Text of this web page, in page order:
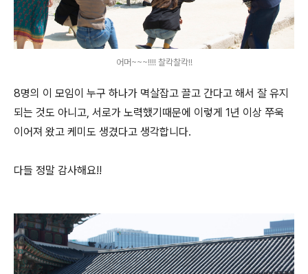
어머~~~!!!! 찰칵찰칵!!
8명의 이 모임이 누구 하나가 멱살잡고 끌고 간다고 해서 잘 유지
되는 것도 아니고, 서로가 노력했기때문에 이렇게 1년 이상 쭈욱
이어져 왔고 케미도 생겼다고 생각합니다.
다들 정말 감사해요!!